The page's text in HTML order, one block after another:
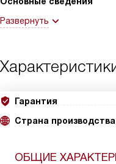
Развернуть
Гарантия
Страна производства
ОБЩИЕ